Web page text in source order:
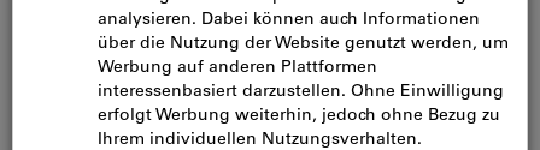
Lieferung in 3 - 4 Arbeitstagen
Bitte beachten Sie die Lieferzeit und eingeschränkte
Beratung:
Diesen Artikel bestellen wir für Sie direkt beim